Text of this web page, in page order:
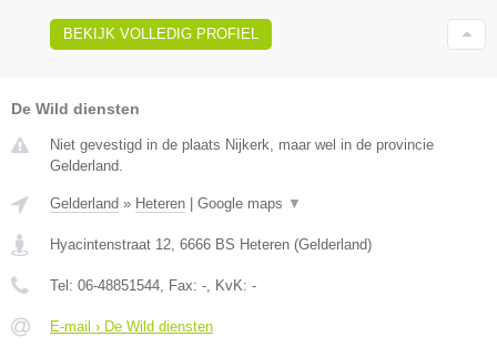
BEKIJK VOLLEDIG PROFIEL
De Wild diensten
Niet gevestigd in de plaats Nijkerk, maar wel in de provincie
Gelderland.
Gelderland » Heteren Google maps ▼
Hyacintenstraat 12 6666 BS Heteren (Gelderland)
Tel: 06-48851544 , Fax: - , KvK: -
E-mail › De Wild diensten